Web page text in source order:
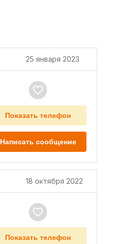
25 января 2023
Показать телефон
Написать сообщение
18 октября 2022
Показать телефон